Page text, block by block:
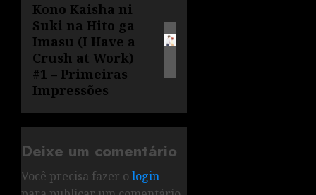
Kono Kaisha ni
Suki na Hito ga
Imasu (I Have a
Crush at Work)
#1 – Primeiras
Impressões
Deixe um comentário
Você precisa fazer o login